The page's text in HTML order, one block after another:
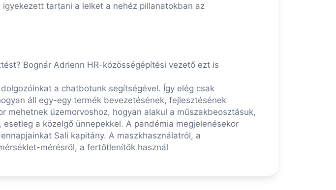
tartani a lelket a nehéz pillanatokban az
Bognár Adrienn HR-közösségépítési vezető ezt is
a chatbotunk segítségével. Így elég csak
áll egy-egy termék bevezetésének, fejlesztésének
üzemorvoshoz, hogyan alakul a műszakbeosztásuk,
a közelgő ünnepekkel. A pandémia megjelenésekor
Sali kapitány. A maszkhasználatról, a
mérésről, a fertőtlenítők használ